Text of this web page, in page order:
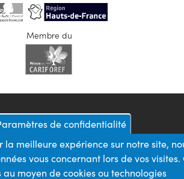
Membre du
de confidentialité
la meilleure expérience sur notre site,
vous concernant lors de vos visites.
au moyen de cookies ou technologies